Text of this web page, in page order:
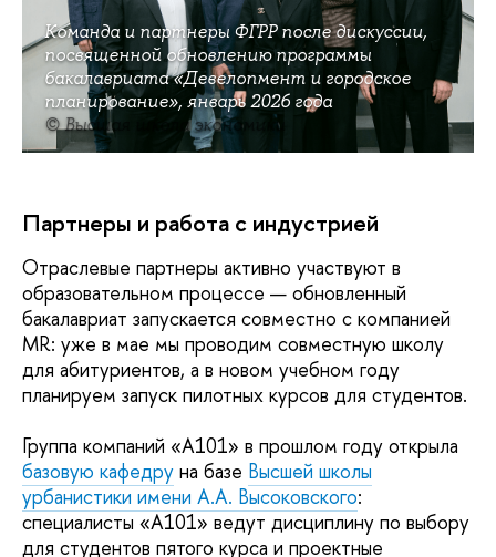
Команда и партнеры ФГРР после дискуссии,
посвященной обновлению программы
бакалавриата «Девелопмент и городское
планирование», январь 2026 года
© Высшая школа экономики
Партнеры и работа с индустрией
Отраслевые партнеры активно участвуют в
образовательном процессе — обновленный
бакалавриат запускается совместно с компанией
MR: уже в мае мы проводим совместную школу
для абитуриентов, а в новом учебном году
планируем запуск пилотных курсов для студентов.
Группа компаний «A101» в прошлом году открыла
базовую кафедру на базе Высшей школы
урбанистики имени А.А. Высоковского:
специалисты «А101» ведут дисциплину по выбору
для студентов пятого курса и проектные